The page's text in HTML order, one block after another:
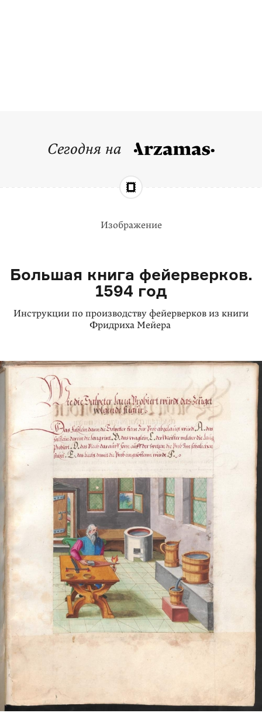
Сегодня на
Изображение
Большая книга фейерверков.
1594 год
Инструкции по производству фейерверков из книги
Фридриха Мейера